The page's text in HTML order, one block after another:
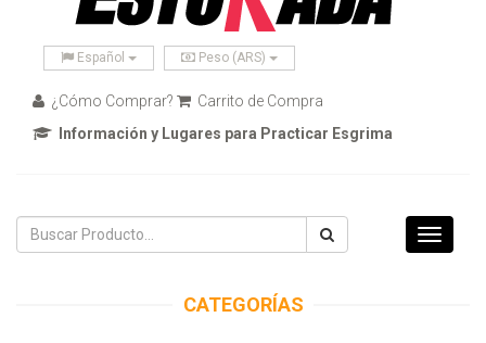
Español Peso (ARS)
¿Cómo Comprar?
Carrito de Compra
Información y Lugares para Practicar Esgrima
Toggle
CATEGORÍAS